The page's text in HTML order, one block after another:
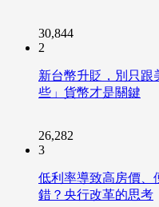
30,844
2
新台幣升貶，別只跟
些」貨幣才是關鍵
26,282
3
低利率導致高房價、
錯？央行改革的思考